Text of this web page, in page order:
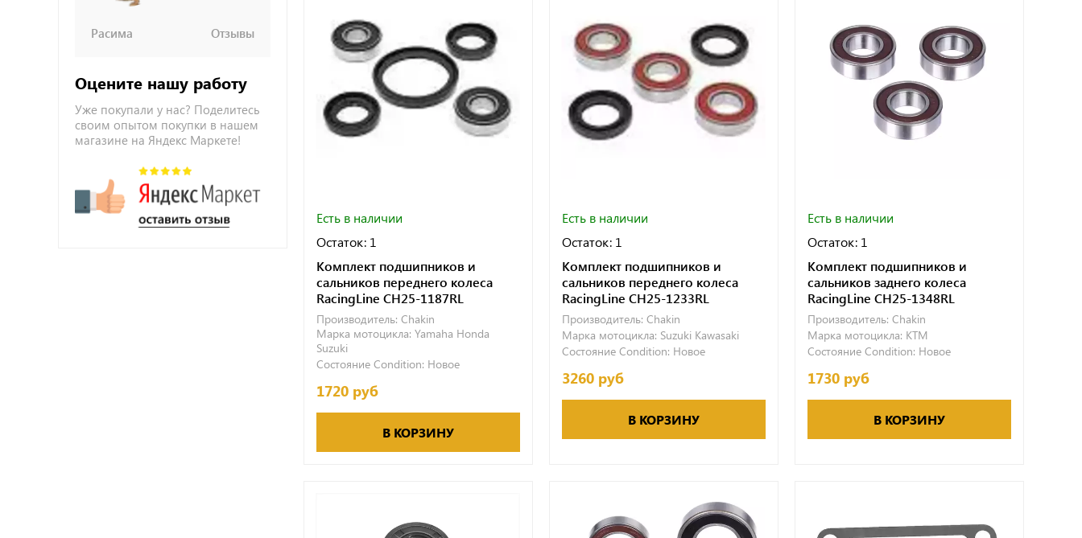
Расима Отзывы
Оцените нашу работу
Уже покупали у нас? Поделитесь
своим опытом покупки в нашем
магазине на Яндекс Маркете!
Есть в наличии
Остаток: 1
Комплект подшипников и
сальников переднего колеса
RacingLine CH25-1187RL
Производитель: Chakin
Марка мотоцикла: Yamaha Honda
Suzuki
Состояние Condition: Новое
1720 руб
В КОРЗИНУ
Есть в наличии
Остаток: 1
Комплект подшипников и
сальников переднего колеса
RacingLine CH25-1233RL
Производитель: Chakin
Марка мотоцикла: Suzuki Kawasaki
Состояние Condition: Новое
3260 руб
В КОРЗИНУ
Есть в наличии
Остаток: 1
Комплект подшипников и
сальников заднего колеса
RacingLine CH25-1348RL
Производитель: Chakin
Марка мотоцикла: KTM
Состояние Condition: Новое
1730 руб
В КОРЗИНУ